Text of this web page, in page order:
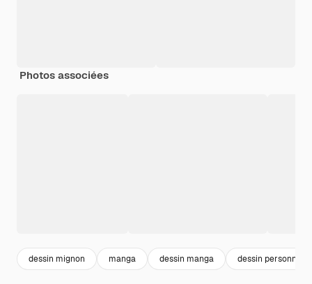
Photos associées
dessin mignon manga dessin manga dessin personne